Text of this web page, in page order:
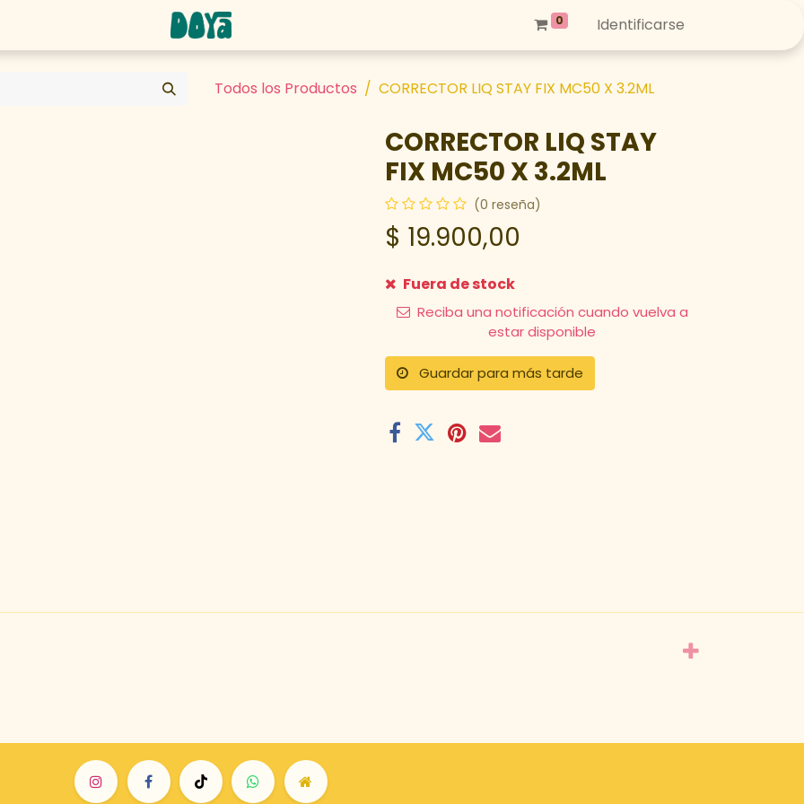
0 Identificarse
Todos los Productos CORRECTOR LIQ STAY FIX MC50 X 3.2ML
CORRECTOR LIQ STAY
FIX MC50 X 3.2ML
(0 reseña)
$ 19.900,00
Fuera de stock
Reciba una notificación cuando vuelva a
estar disponible
Guardar para más tarde